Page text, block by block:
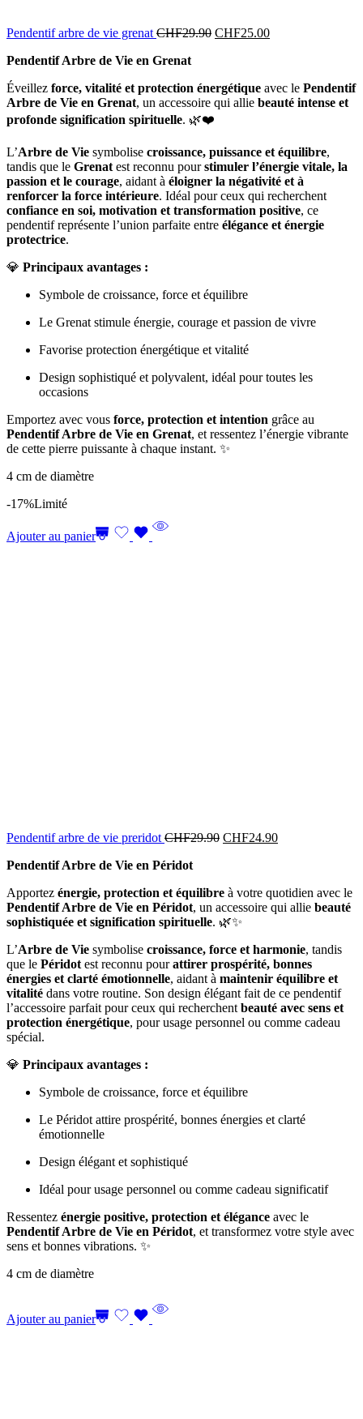
Pendentif arbre de vie grenat CHF29.90 CHF25.00
Pendentif Arbre de Vie en Grenat
Éveillez force, vitalité et protection énergétique avec le Pendentif
Arbre de Vie en Grenat, un accessoire qui allie beauté intense et
profonde signification spirituelle. 🌿❤️
L’Arbre de Vie symbolise croissance, puissance et équilibre,
tandis que le Grenat est reconnu pourstimuler l’énergie vitale, la
passion et le courage, aidant à éloigner la négativité et à
renforcer la force intérieure. Idéal pour ceux qui recherchent
confiance en soi, motivation et transformation positive, ce
pendentif représente l’union parfaite entre élégance et énergie
protectrice.
💎 Principaux avantages :
Symbole de croissance, force et équilibre
Le Grenat stimule énergie, courage et passion de vivre
Favorise protection énergétique et vitalité
Design sophistiqué et polyvalent, idéal pour toutes les
occasions
Emportez avec vous force, protection et intention grâce au
Pendentif Arbre de Vie en Grenat, et ressentez l’énergie vibrante
de cette pierre puissante à chaque instant. ✨
4 cm de diamètre
-17%Limité
Ajouter au panier
Pendentif arbre de vie preridot CHF29.90 CHF24.90
Pendentif Arbre de Vie en Péridot
Apportez énergie, protection et équilibre à votre quotidien avec le
Pendentif Arbre de Vie en Péridot, un accessoire qui allie beauté
sophistiquée et signification spirituelle. 🌿✨
L’Arbre de Vie symbolise croissance, force et harmonie, tandis
que le Péridot est reconnu pourattirer prospérité, bonnes
énergies et clarté émotionnelle, aidant à maintenir équilibre et
vitalité dans votre routine. Son design élégant fait de ce pendentif
l’accessoire parfait pour ceux qui recherchent beauté avec sens et
protection énergétique, pour usage personnel ou comme cadeau
spécial.
💎 Principaux avantages :
Symbole de croissance, force et équilibre
Le Péridot attire prospérité, bonnes énergies et clarté
émotionnelle
Design élégant et sophistiqué
Idéal pour usage personnel ou comme cadeau significatif
Ressentez énergie positive, protection et élégance avec le
Pendentif Arbre de Vie en Péridot, et transformez votre style avec
sens et bonnes vibrations. ✨
4 cm de diamètre
Ajouter au panier